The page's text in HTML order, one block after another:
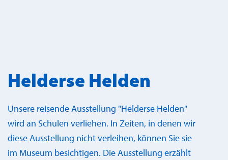
Helderse Helden
Unsere reisende Ausstellung "Helderse Helden"
wird an Schulen verliehen. In Zeiten, in denen wir
diese Ausstellung nicht verleihen, können Sie sie
im Museum besichtigen. Die Ausstellung erzählt